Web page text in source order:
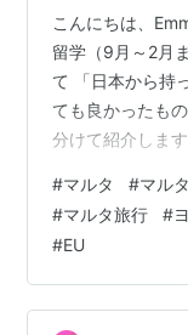
こんにちは、
留学（9月～2月
て 「日本から持
ても良かったも
分けて紹介しま
てきて良かった
の」 3. 「持って
まとめ 1. 「日本
ラップ 海外のラ
が悪い。。ラッ
#マルタ #マル
#マルタ旅行 #
#EU